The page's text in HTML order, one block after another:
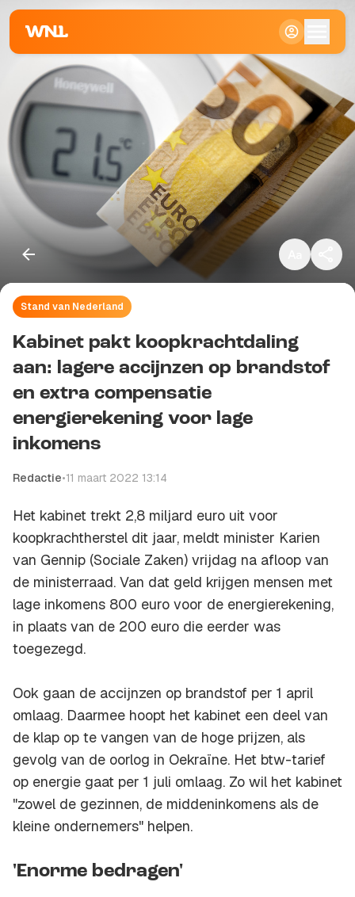
Klein
Standaard
Groot
Stand van Nederland
Kabinet pakt koopkrachtdaling
aan: lagere accijnzen op brandstof
en extra compensatie
energierekening voor lage
inkomens
Redactie•11 maart 2022 13:14
Het kabinet trekt 2,8 miljard euro uit voor
koopkrachtherstel dit jaar, meldt minister Karien
van Gennip (Sociale Zaken) vrijdag na afloop van
de ministerraad. Van dat geld krijgen mensen met
lage inkomens 800 euro voor de energierekening,
in plaats van de 200 euro die eerder was
toegezegd.
Ook gaan de accijnzen op brandstof per 1 april
omlaag. Daarmee hoopt het kabinet een deel van
de klap op te vangen van de hoge prijzen, als
gevolg van de oorlog in Oekraïne. Het btw-tarief
op energie gaat per 1 juli omlaag. Zo wil het kabinet
"zowel de gezinnen, de middeninkomens als de
kleine ondernemers" helpen.
'Enorme bedragen'